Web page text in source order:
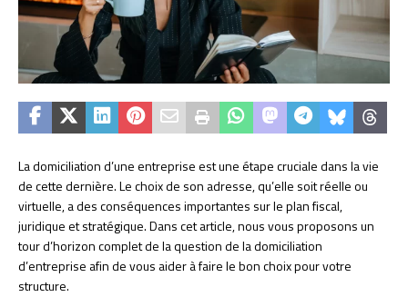
La domiciliation d’une entreprise est une étape cruciale dans la vie
de cette dernière. Le choix de son adresse, qu’elle soit réelle ou
virtuelle, a des conséquences importantes sur le plan fiscal,
juridique et stratégique. Dans cet article, nous vous proposons un
tour d’horizon complet de la question de la domiciliation
d’entreprise afin de vous aider à faire le bon choix pour votre
structure.